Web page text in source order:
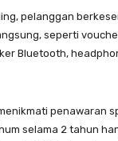
pelanggan
seperti
Bluetooth,
penawaran
selama 2 tahun